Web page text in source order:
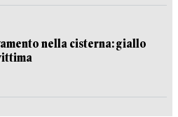
nella cisterna: giallo